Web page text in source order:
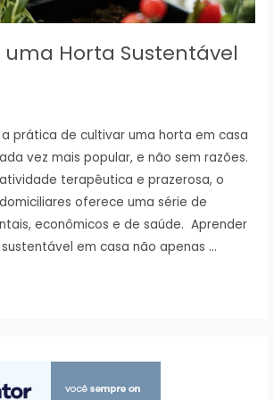
uma Horta Sustentável
a prática de cultivar uma horta em casa
vez mais popular, e não sem razões.
terapêutica e prazerosa, o
oferece uma série de
econômicos e de saúde. Aprender
em casa não apenas …